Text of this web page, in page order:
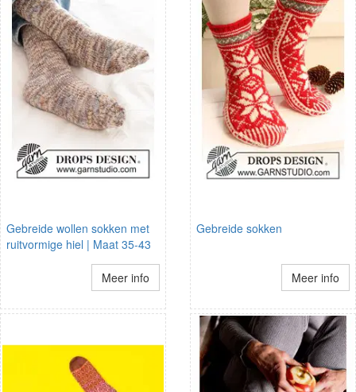
Gebreide wollen sokken met
ruitvormige hiel | Maat 35-43
Meer info
Gebreide sokken
Meer info